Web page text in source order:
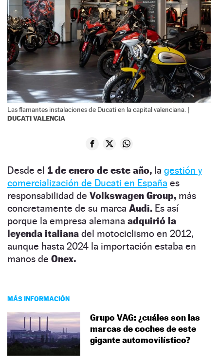
Las flamantes instalaciones de Ducati en la capital valenciana. |
DUCATI VALENCIA
Desde el 1 de enero de este año, la gestión y
comercialización de Ducati en España es
responsabilidad de Volkswagen Group, más
concretamente de su marca Audi. Es así
porque la empresa alemana adquirió la
leyenda italiana del motociclismo en 2012,
aunque hasta 2024 la importación estaba en
manos de Onex.
MÁS INFORMACIÓN
Grupo VAG: ¿cuáles son las
marcas de coches de este
gigante automovilístico?